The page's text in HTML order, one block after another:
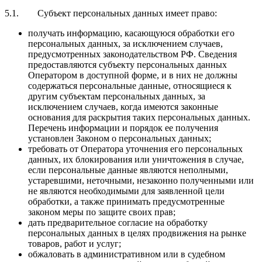
5.1. Субъект персональных данных имеет право:
получать информацию, касающуюся обработки его
персональных данных, за исключением случаев,
предусмотренных законодательством РФ. Сведения
предоставляются субъекту персональных данных
Оператором в доступной форме, и в них не должны
содержаться персональные данные, относящиеся к
другим субъектам персональных данных, за
исключением случаев, когда имеются законные
основания для раскрытия таких персональных данных.
Перечень информации и порядок ее получения
установлен Законом о персональных данных;
требовать от Оператора уточнения его персональных
данных, их блокирования или уничтожения в случае,
если персональные данные являются неполными,
устаревшими, неточными, незаконно полученными или
не являются необходимыми для заявленной цели
обработки, а также принимать предусмотренные
законом меры по защите своих прав;
дать предварительное согласие на обработку
персональных данных в целях продвижения на рынке
товаров, работ и услуг;
обжаловать в административном или в судебном